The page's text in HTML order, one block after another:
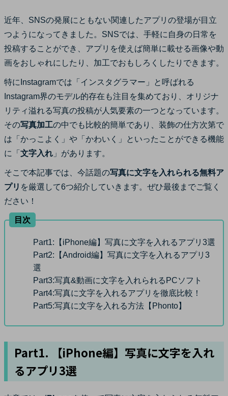
サポート
サポート
カスタマーサポート
ブランド紹介
購入する ログイン
検索
近年、SNSの発展にともない関連したアプリの登場が目立
つようになってきました。SNSでは、手軽に自身の日常を
投稿することができ、アプリを使えば簡単に載せる画像や動
画をおしゃれにしたり、加工でおもしろくしたりできます。
特にInstagramでは「インスタグラマー」と呼ばれる
Instagram界のモデル的存在も注目を集めており、オリジナ
リティ溢れる写真の投稿が人気要素の一つとなっています。
その写真加工の中でも比較的簡単であり、装飾の仕方次第で
は「かっこよく」や「かわいく」といったことができる機能
に「 文字入れ 」があります。
そこで本記事では、今話題の写真に文字を入れられる無料ア
プリ を厳選して6つ紹介していきます。ぜひ最後までご覧く
ださい！
目次
Part1: 【iPhone編】写真に文字を入れるアプリ3選
Part2: 【Android編】写真に文字を入れるアプリ3
選
Part3:写真&動画に文字を入れられるPCソフト
Part4:写真に文字を入れるアプリを徹底比較！
Part5:写真に文字を入れる方法【Phonto】
Part1. 【iPhone編】写真に文字を入れ
るアプリ3選